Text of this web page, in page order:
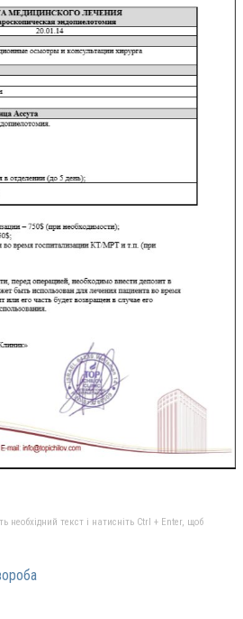
необхідний текст і натисніть Ctrl + Enter, щоб